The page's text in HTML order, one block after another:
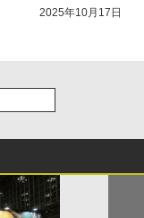
2025年10月17日